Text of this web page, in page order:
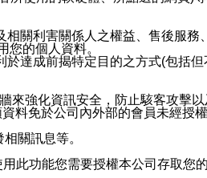
關利害關係人之權益、售後服務
的個人資料。
達成前揭特定目的之方式(包括但
來強化資訊安全，防止駭客攻擊以
料免於公司內外部的會員未經授權
關訊息等。
此功能您需要授權本公司存取您